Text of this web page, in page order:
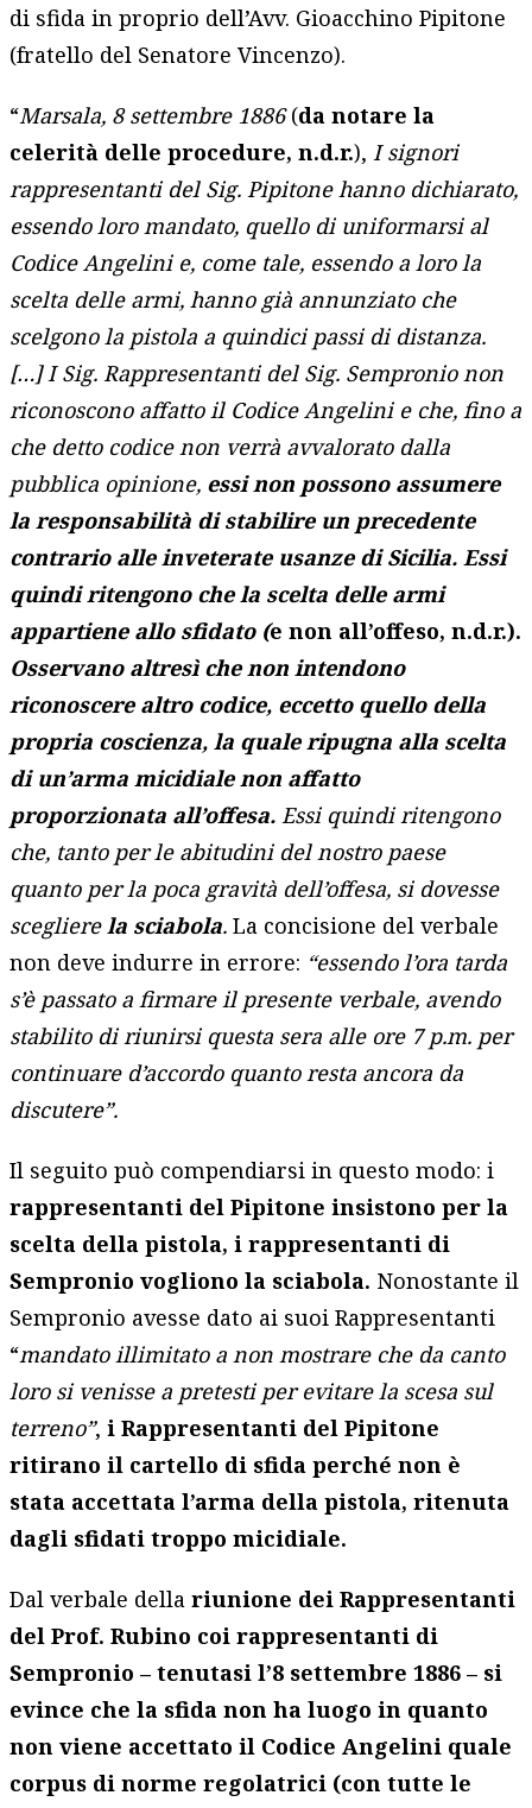
di sfida in proprio dell’Avv. Gioacchino Pipitone
(fratello del Senatore Vincenzo).
“Marsala, 8 settembre 1886(da notare la
celerità delle procedure, n.d.r.),I signori
rappresentanti del Sig. Pipitone hanno dichiarato,
essendo loro mandato, quello di uniformarsi al
Codice Angelini e, come tale, essendo a loro la
scelta delle armi, hanno già annunziato che
scelgono la pistola a quindici passi di distanza.
[…] I Sig. Rappresentanti del Sig. Sempronio non
riconoscono affatto il Codice Angelini e che, fino a
che detto codice non verrà avvalorato dalla
pubblica opinione, essi non possono assumere
la responsabilità di stabilire un precedente
contrario alle inveterate usanze di Sicilia. Essi
quindi ritengono che la scelta delle armi
appartiene allo sfidato (e non all’offeso, n.d.r.).
Osservano altresì che non intendono
riconoscere altro codice, eccetto quello della
propria coscienza, la quale ripugna alla scelta
di un’arma micidiale non affatto
proporzionata all’offesa.Essi quindi ritengono
che, tanto per le abitudini del nostro paese
quanto per la poca gravità dell’offesa, si dovesse
sceglierela sciabola. La concisione del verbale
non deve indurre in errore: “essendo l’ora tarda
s’è passato a firmare il presente verbale, avendo
stabilito di riunirsi questa sera alle ore 7 p.m. per
continuare d’accordo quanto resta ancora da
discutere”.
Il seguito può compendiarsi in questo modo: i
rappresentanti del Pipitone insistono per la
scelta della pistola, i rappresentanti di
Sempronio vogliono la sciabola. Nonostante il
Sempronio avesse dato ai suoi Rappresentanti
“mandato illimitato a non mostrare che da canto
loro si venisse a pretesti per evitare la scesa sul
terreno”,i Rappresentanti del Pipitone
ritirano il cartello di sfida perché non è
stata accettata l’arma della pistola, ritenuta
dagli sfidati troppo micidiale.
Dal verbale dellariunione dei Rappresentanti
del Prof. Rubino coi rappresentanti di
Sempronio – tenutasi l’8 settembre 1886 – si
evince che la sfida non ha luogo in quanto
non viene accettato il Codice Angelini quale
corpus di norme regolatrici (con tutte le